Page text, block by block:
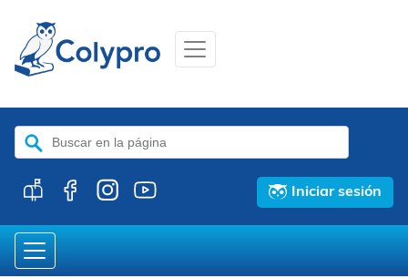
Buscar:
Iniciar sesión